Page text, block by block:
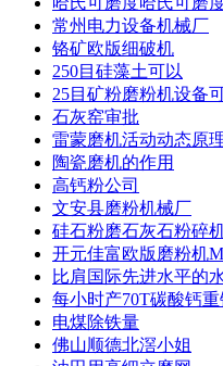
常州电力设备机械厂
铬矿欧版细破机
250目硅藻土可以
25目矿粉磨粉机设备
石灰窑审批
雷蒙磨机活动动态原
陶瓷磨机的作用
高钙粉公司
文安县磨粉机械厂
硅石粉磨石灰石粉碎
开元佳富欧版磨粉机
比肩国际先进水平的
每小时产70T碳酸钙
电煤除铁量
佛山顺德北滘小姐